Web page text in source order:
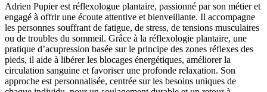
Adrien Pupier est réflexologue plantaire, passionné par son métier et
engagé à offrir une écoute attentive et bienveillante. Il accompagne
les personnes souffrant de fatigue, de stress, de tensions musculaires
ou de troubles du sommeil. Grâce à la réflexologie plantaire, une
pratique d’acupression basée sur le principe des zones réflexes des
pieds, il aide à libérer les blocages énergétiques, améliorer la
circulation sanguine et favoriser une profonde relaxation. Son
approche est personnalisée, centrée sur les besoins uniques de